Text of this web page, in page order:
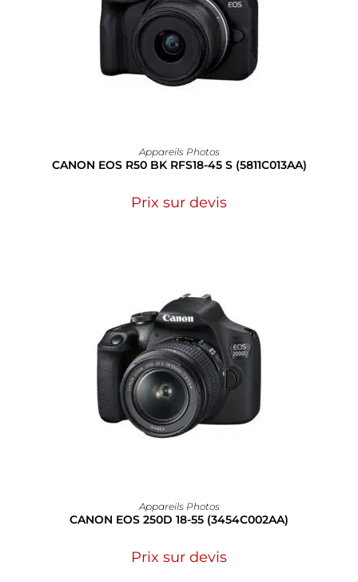
Appareils Photos
CANON EOS R50 BK RFS18-45 S (5811C013AA)
Prix sur devis
Appareils Photos
CANON EOS 250D 18-55 (3454C002AA)
Prix sur devis